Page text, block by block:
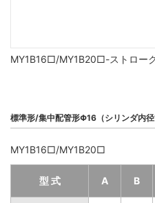
MY1B16□/MY1B20□-ストロー
標準形/集中配管形Φ16（シリンダ内
MY1B16□/MY1B20□
型 式 A B